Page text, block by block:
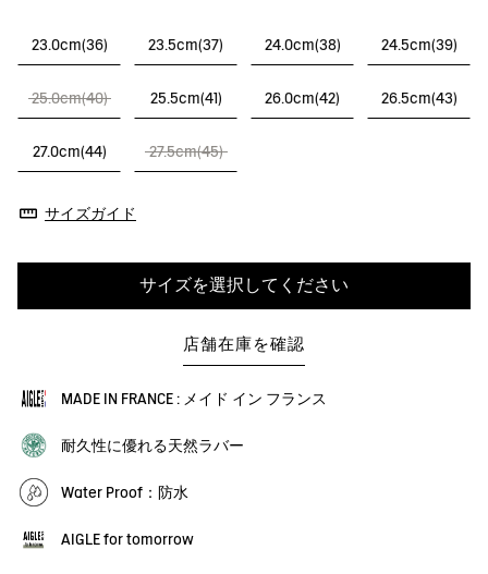
23.0cm(36) 23.5cm(37) 24.0cm(38) 24.5cm(39)
25.0cm(40) 25.5cm(41) 26.0cm(42) 26.5cm(43)
27.0cm(44) 27.5cm(45)
サイズガイド
サイズを選択してください
店舗在庫を確認
MADE IN FRANCE : メイド イン フランス
耐久性に優れる天然ラバー
Water Proof：防水
AIGLE for tomorrow